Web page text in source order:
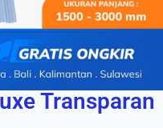
Transparan